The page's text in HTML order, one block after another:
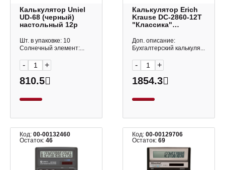
Калькулятор Uniel
UD-68 (черный)
настольный 12р
Шт. в упаковке: 10
Солнечный элемент:...
- +
810.5
Калькулятор Erich
Krause DC-2860-12T
"Классика"
настольный, 12р
62752
Доп. описание:
Бухгалтерский калькуля...
- +
1854.3
Код: 00-00132460
Остаток: 46
Код:00-00129706
Остаток:69